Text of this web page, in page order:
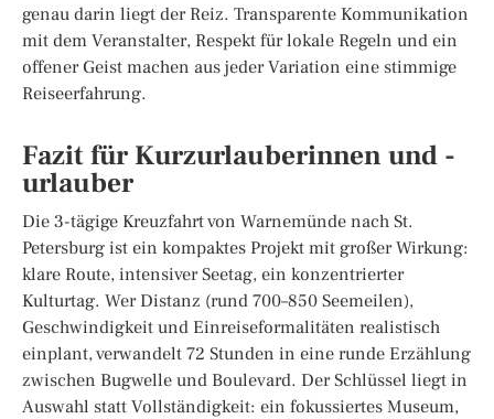
genau darin liegt der Reiz. Transparente Kommunikation
mit dem Veranstalter, Respekt für lokale Regeln und ein
offener Geist machen aus jeder Variation eine stimmige
Reiseerfahrung.
Fazit für Kurzurlauberinnen und -
urlauber
Die 3-tägige Kreuzfahrt von Warnemünde nach St.
Petersburg ist ein kompaktes Projekt mit großer Wirkung:
klare Route, intensiver Seetag, ein konzentrierter
Kulturtag. Wer Distanz (rund 700–850 Seemeilen),
Geschwindigkeit und Einreiseformalitäten realistisch
einplant, verwandelt 72 Stunden in eine runde Erzählung
zwischen Bugwelle und Boulevard. Der Schlüssel liegt in
Auswahl statt Vollständigkeit: ein fokussiertes Museum,